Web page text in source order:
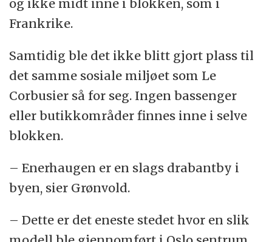
og ikke midt inne i blokken, som i
Frankrike.
Samtidig ble det ikke blitt gjort plass til
det samme sosiale miljøet som Le
Corbusier så for seg. Ingen bassenger
eller butikkområder finnes inne i selve
blokken.
– Enerhaugen er en slags drabantby i
byen, sier Grønvold.
– Dette er det eneste stedet hvor en slik